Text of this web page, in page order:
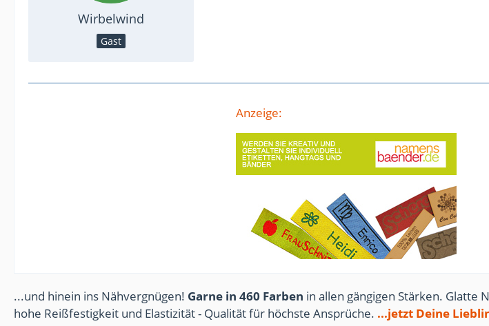
Wirbelwind
Gast
Anzeige:
...und hinein ins Nähvergnügen! Garne in 460 Farben in allen gängigen Stärken. Glatte
hohe Reißfestigkeit und Elastizität - Qualität für höchste Ansprüche. ...jetzt Deine